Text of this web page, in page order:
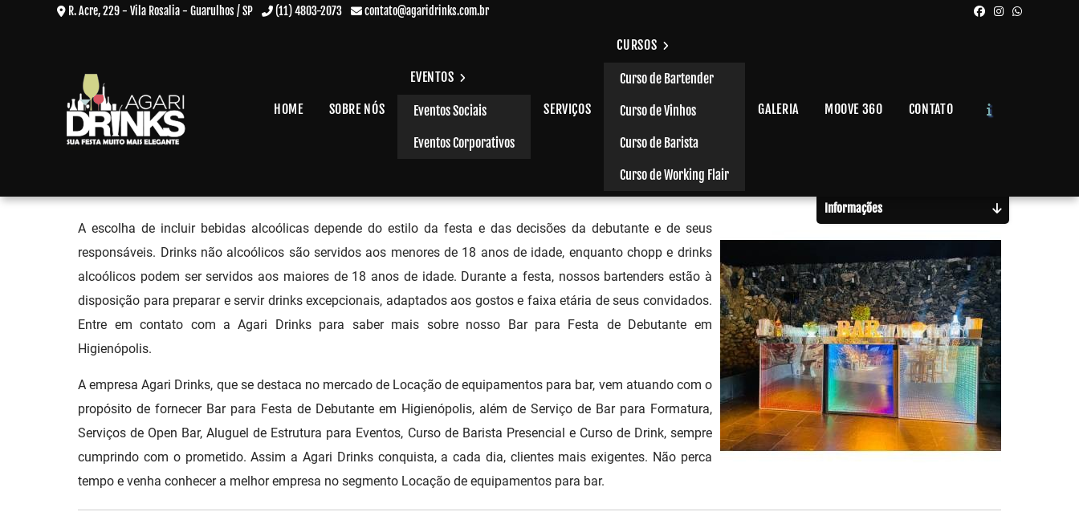
R. Acre, 229 - Vila Rosalia - Guarulhos / SP (11) 4803-2073 contato@agaridrinks.com.br
HOME SOBRE NÓS
EVENTOS
Eventos Sociais
Eventos Corporativos
SERVIÇOS
CURSOS
Curso de Bartender
Curso de Vinhos
Curso de Barista
Curso de Working Flair
GALERIA MOOVE 360 CONTATO
Bar para Festa de Debutante em Higienópolis
A escolha de incluir bebidas alcoólicas depende do estilo da festa e das decisões da debutante e de seus
responsáveis. Drinks não alcoólicos são servidos aos menores de 18 anos de idade, enquanto chopp e drinks
alcoólicos podem ser servidos aos maiores de 18 anos de idade. Durante a festa, nossos bartenders estão à
disposição para preparar e servir drinks excepcionais, adaptados aos gostos e faixa etária de seus convidados.
Entre em contato com a Agari Drinks para saber mais sobre nosso Bar para Festa de Debutante em
Higienópolis.
A empresa Agari Drinks, que se destaca no mercado de Locação de equipamentos para bar, vem atuando com o
propósito de fornecer Bar para Festa de Debutante em Higienópolis, além de Serviço de Bar para Formatura,
Serviços de Open Bar, Aluguel de Estrutura para Eventos, Curso de Barista Presencial e Curso de Drink, sempre
cumprindo com o prometido. Assim a Agari Drinks conquista, a cada dia, clientes mais exigentes. Não perca
tempo e venha conhecer a melhor empresa no segmento Locação de equipamentos para bar.
Informações